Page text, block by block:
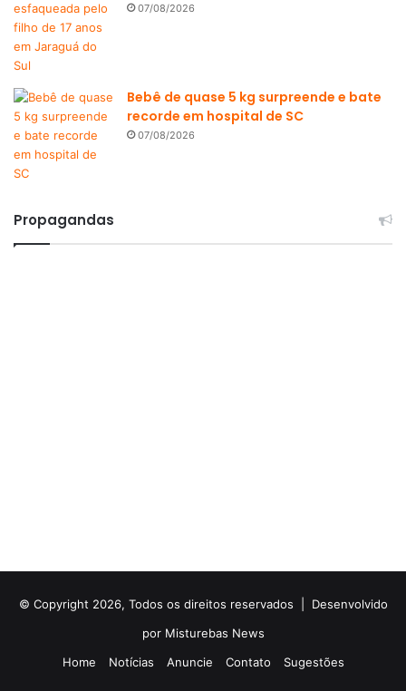
07/08/2026
Bebê de quase 5 kg surpreende e bate
recorde em hospital de SC
07/08/2026
Propagandas
© Copyright 2026, Todos os direitos reservados | Desenvolvido
por Misturebas News
Home
Notícias Anuncie Contato Sugestões